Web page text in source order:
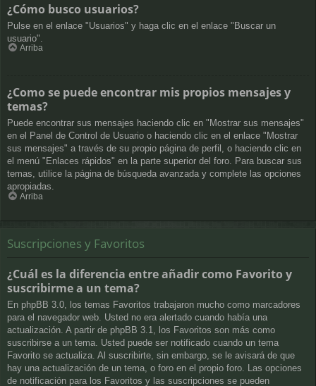
¿Cómo busco usuarios?
Pulse en el enlace "Usuarios" y haga clic en el enlace "Buscar un
usuario".
Arriba
¿Como se puede encontrar mis propios mensajes y
temas?
Puede encontrar sus mensajes haciendo clic en "Mostrar sus mensajes"
en el Panel de Control de Usuario o haciendo clic en el enlace "Mostrar
sus mensajes" a través de su propio página de perfil, o haciendo clic en
el menú "Enlaces rápidos" en la parte superior del foro. Para buscar sus
temas, utilice la página de búsqueda avanzada y complete las opciones
apropiadas.
Arriba
Suscripciones y Favoritos
¿Cuál es la diferencia entre añadir como Favorito y
suscribirme a un tema?
En phpBB 3.0, los temas Favoritos trabajaron mucho como marcadores
para el navegador web. Usted no era alertado cuando había una
actualización. A partir de phpBB 3.1, los Favoritos son más como
suscribirse a un tema. Usted puede ser notificado cuando un tema
Favorito se actualiza. Al suscribirte, sin embargo, se le avisará de que
hay una actualización de un tema, o foro en el propio foro. Las opciones
de notificación para los Favoritos y las suscripciones se pueden